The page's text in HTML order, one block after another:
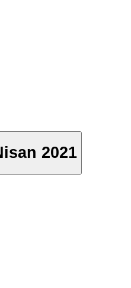
2021